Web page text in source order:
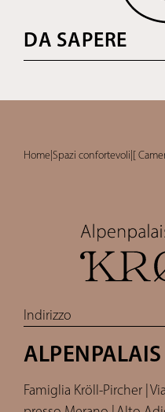
DA SAPERE
HomeSpazi confortevoli [
Indirizzo
Famiglia Kröll-Pircher |